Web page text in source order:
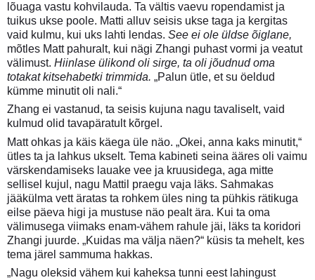
lõuaga vastu kohvilauda. Ta vältis vaevu ropendamist ja
tuikus ukse poole. Matti alluv seisis ukse taga ja kergitas
vaid kulmu, kui uks lahti lendas. See ei ole üldse õiglane,
mõtles Matt pahuralt, kui nägi Zhangi puhast vormi ja veatut
välimust. Hiinlase ülikond oli sirge, ta oli jõudnud oma
totakat kitsehabetki trimmida. „Palun ütle, et su öeldud
kümme minutit oli nali.“
Zhang ei vastanud, ta seisis kujuna nagu tavaliselt, vaid
kulmud olid tavapäratult kõrgel.
Matt ohkas ja käis käega üle näo. „Okei, anna kaks minutit,“
ütles ta ja lahkus ukselt. Tema kabineti seina ääres oli vaimu
värskendamiseks lauake vee ja kruusidega, aga mitte
sellisel kujul, nagu Mattil praegu vaja läks. Sahmakas
jääkülma vett äratas ta rohkem üles ning ta pühkis rätikuga
eilse päeva higi ja mustuse näo pealt ära. Kui ta oma
välimusega viimaks enam-vähem rahule jäi, läks ta koridori
Zhangi juurde. „Kuidas ma välja näen?“ küsis ta mehelt, kes
tema järel sammuma hakkas.
„Nagu oleksid vähem kui kaheksa tunni eest lahingust